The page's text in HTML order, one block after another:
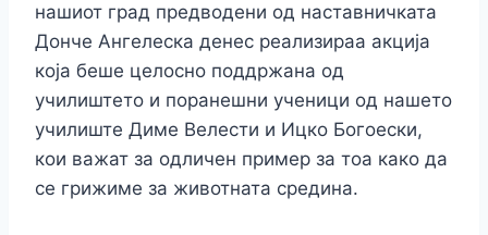
нашиот град предводени од наставничката
Донче Ангелеска денес реализираа акција
која беше целосно поддржана од
училиштето и поранешни ученици од нашето
училиште Диме Велести и Ицко Богоески,
кои важат за одличен пример за тоа како да
се грижиме за животната средина.